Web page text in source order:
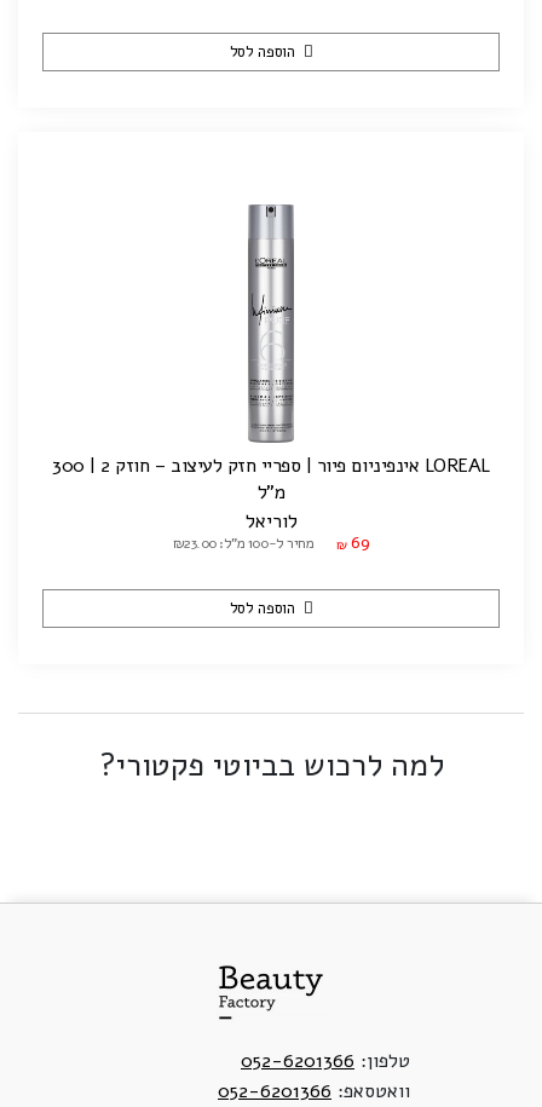
הוספה לסל
LOREAL אינפיניום פיור | ספריי חזק לעיצוב – חוזק 2 | 300
מ"ל
לוריאל
₪ 69 מחיר ל-100 מ"ל: ₪23.00
הוספה לסל
למה לרכוש בביוטי פקטורי?
טלפון: 052-6201366
וואטסאפ: 052-6201366